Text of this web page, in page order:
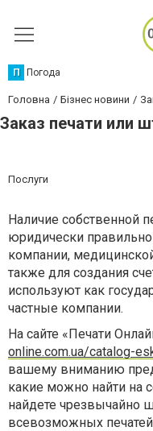
П Погода
Головна Бізнес новини
Заказ печати или
Послуги
Наличие собственной
юридически правильно
компании,
также для создания
используют как
частные компании.
На сайте «Печати
online.com.ua/catalog-
вашему вниманию
какие можно найти на
найдете чрезвычайно
всевозможных